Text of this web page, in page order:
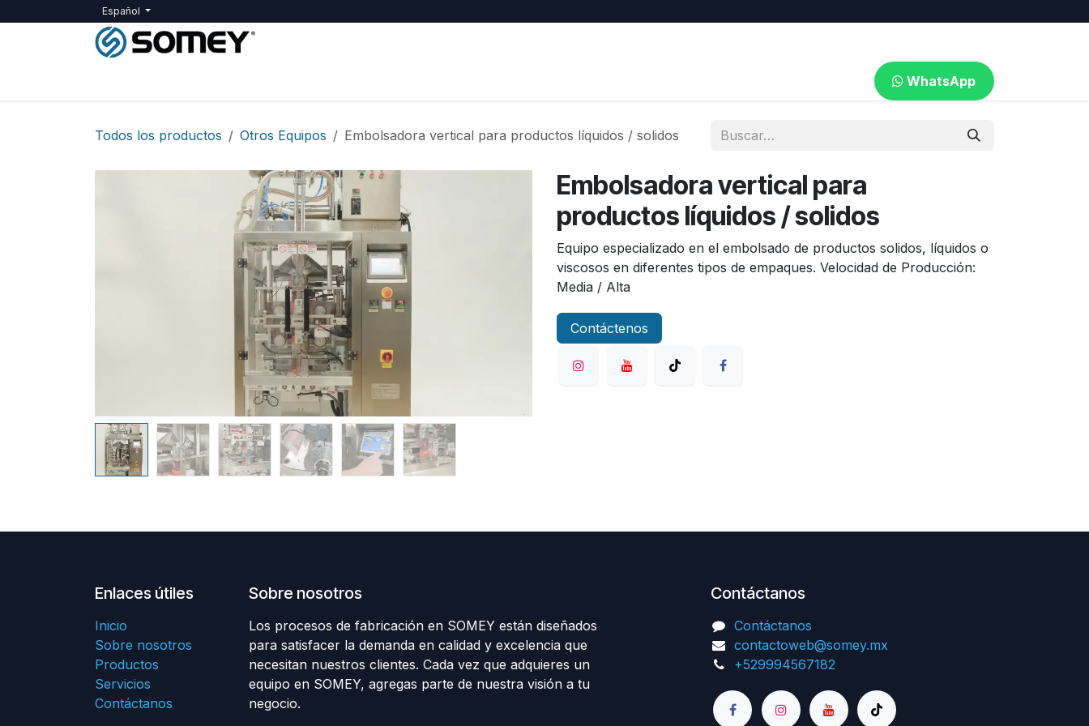
Español
WhatsApp​​​​
Todos los productos Otros Equipos Embolsadora vertical para productos líquidos / solidos
Embolsadora vertical para
productos líquidos / solidos
Equipo especializado en el embolsado de productos solidos, líquidos o
viscosos en diferentes tipos de empaques. Velocidad de Producción:
Media / Alta
Contáctenos
Enlaces útiles
Inicio
Sobre nosotros
Productos
Servicios
Contáctanos
Sobre nosotros
Los procesos de fabricación en SOMEY están diseñados
para satisfacer la demanda en calidad y excelencia que
necesitan nuestros clientes. Cada vez que adquieres un
equipo en SOMEY, agregas parte de nuestra visión a tu
negocio.
Contáctanos
Contáctanos
contactoweb@somey.mx
+529994567182